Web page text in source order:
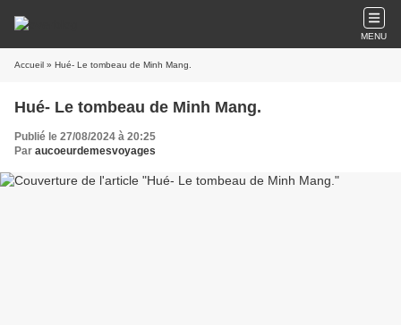
MENU
Accueil » Hué- Le tombeau de Minh Mang.
Hué- Le tombeau de Minh Mang.
Publié le 27/08/2024 à 20:25
Par aucoeurdemesvoyages